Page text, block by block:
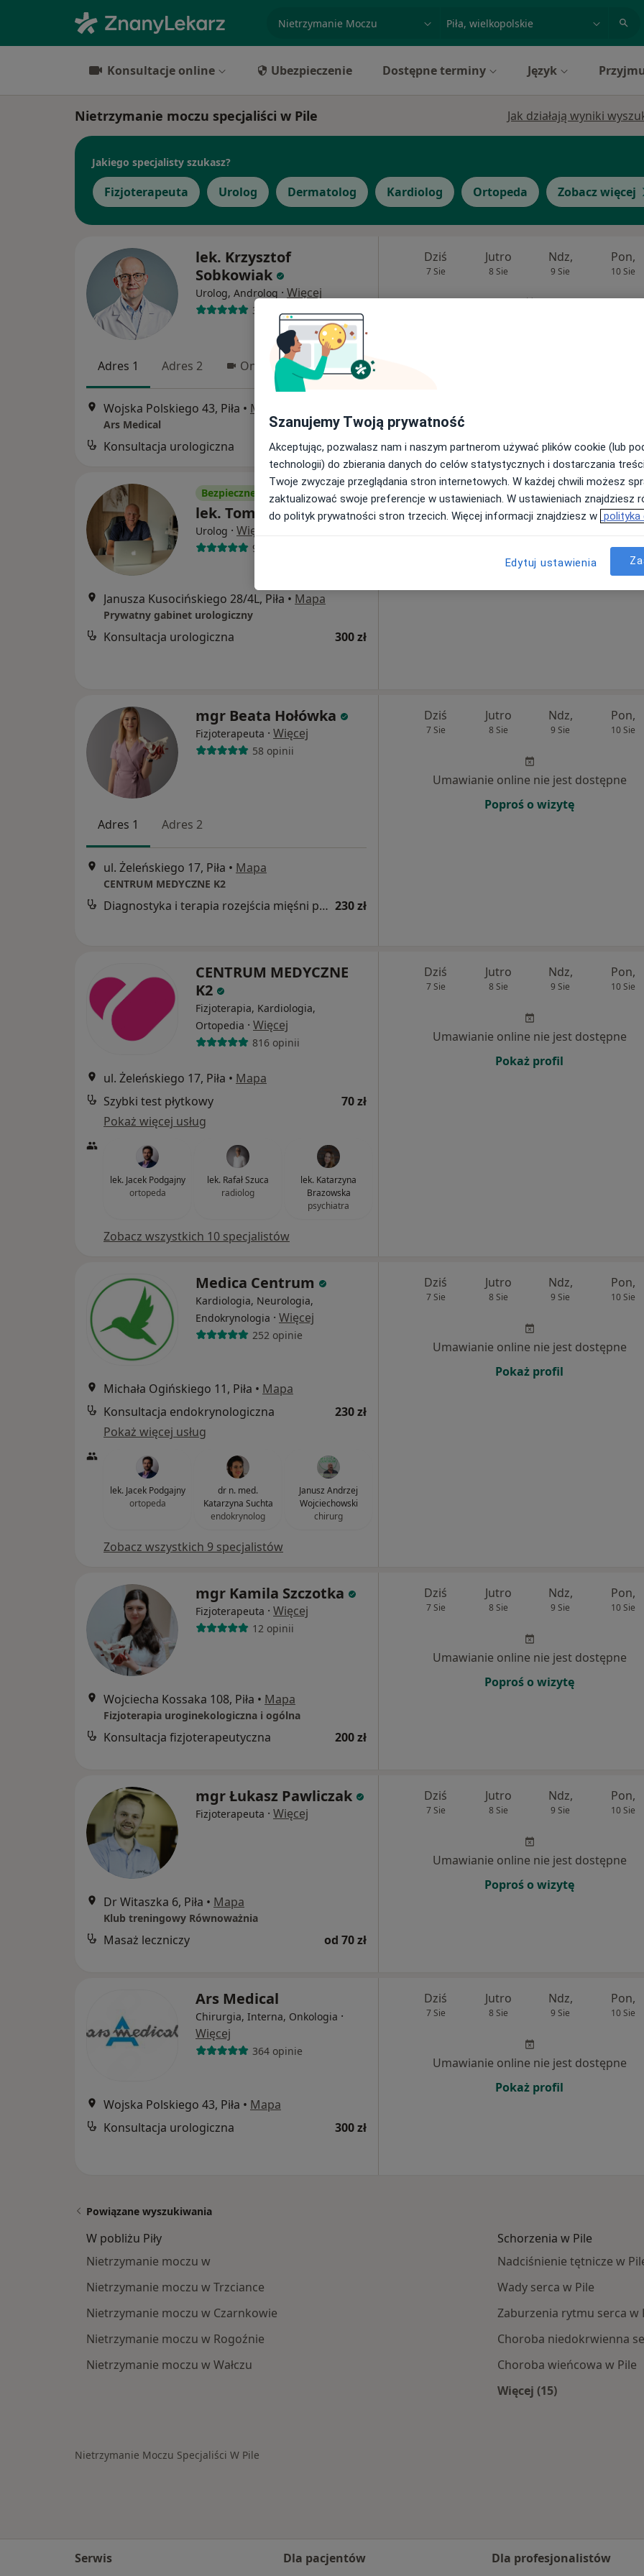
Konsultacje online Ubezpieczenie Dostępne terminy Język
Nietrzymanie moczu specjaliści w Pile Jak działają wyniki
Jakiego specjalisty szukasz?
Fizjoterapeuta Urolog Dermatolog Kardiolog Ortopeda Zobacz więcej
lek. Krzysztof
Sobkowiak
Urolog, Androlog · Więcej
317 opinii
Adres 1 Adres 2 Online
Wojska Polskiego 43, Piła • Mapa
Ars Medical
Konsultacja urologiczna 300 zł
Dziś
7 Sie
Jutro
8 Sie
Ndz,
9 Sie
Pon,
10 Sie
Bezpieczne płatności
lek. Tomasz Prałat
Urolog · Więcej
99 opinii
Janusza Kusocińskiego 28/4L, Piła • Mapa
Prywatny gabinet urologiczny
Konsultacja urologiczna 300 zł
Jutro Ndz, Pon,
10 Sie
Umawianie online nie jest dostępne
mgr Beata Hołówka
Fizjoterapeuta · Więcej
58 opinii
Adres 1 Adres 2
ul. Żeleńskiego 17, Piła • Mapa
CENTRUM MEDYCZNE K2
Diagnostyka i terapia rozejścia mięśni prostych brzucha z USG kresy białej 230 zł
Dziś
7 Sie
Jutro
8 Sie
Ndz,
9 Sie
Pon,
10 Sie
Umawianie online nie jest dostępne
Poproś o wizytę
CENTRUM MEDYCZNE
K2
Fizjoterapia, Kardiologia,
Ortopedia · Więcej
816 opinii
ul. Żeleńskiego 17, Piła • Mapa
Szybki test płytkowy
70 zł
Pokaż więcej usług
lek. Jacek Podgajny
ortopeda
lek. Rafał Szuca
radiolog
lek. Katarzyna
Brazowska
psychiatra
Zobacz wszystkich 10 specjalistów
Dziś
7 Sie
Jutro
8 Sie
Ndz,
9 Sie
Pon,
10 Sie
Umawianie online nie jest dostępne
Pokaż profil
Medica Centrum
Kardiologia, Neurologia,
Endokrynologia · Więcej
252 opinie
Michała Ogińskiego 11, Piła • Mapa
Konsultacja endokrynologiczna
230 zł
Pokaż więcej usług
lek. Jacek Podgajny
ortopeda
dr n. med.
Katarzyna Suchta
endokrynolog
Janusz Andrzej
Wojciechowski
chirurg
Zobacz wszystkich 9 specjalistów
Dziś
7 Sie
Jutro
8 Sie
Ndz,
9 Sie
Pon,
10 Sie
Umawianie online nie jest dostępne
Pokaż profil
mgr Kamila Szczotka
Fizjoterapeuta · Więcej
12 opinii
Wojciecha Kossaka 108, Piła • Mapa
Fizjoterapia uroginekologiczna i ogólna
Konsultacja fizjoterapeutyczna 200 zł
Dziś
7 Sie
Jutro
8 Sie
Ndz,
9 Sie
Pon,
10 Sie
Umawianie online nie jest dostępne
Poproś o wizytę
mgr Łukasz Pawliczak
Fizjoterapeuta · Więcej
Dr Witaszka 6, Piła • Mapa
Klub treningowy Równoważnia
Masaż leczniczy od 70 zł
Dziś
7 Sie
Jutro
8 Sie
Ndz,
9 Sie
Pon,
10 Sie
Umawianie online nie jest dostępne
Poproś o wizytę
Ars Medical
Chirurgia, Interna, Onkologia ·
Więcej
364 opinie
Wojska Polskiego 43, Piła • Mapa
Konsultacja urologiczna
300 zł
Dziś
7 Sie
Jutro
8 Sie
Ndz,
9 Sie
Pon,
10 Sie
Umawianie online nie jest dostępne
Pokaż profil
Powiązane wyszukiwania
W pobliżu Piły
Nietrzymanie moczu w
Nietrzymanie moczu w Trzciance
Nietrzymanie moczu w Czarnkowie
Nietrzymanie moczu w Rogoźnie
Nietrzymanie moczu w Wałczu
Schorzenia w Pile
Nadciśnienie tętnicze w
Wady serca w Pile
Zaburzenia rytmu serca w
Choroba niedokrwienna
Choroba wieńcowa w Pile
Więcej (15)
Nietrzymanie Moczu Specjaliści W Pile
Serwis Dla pacjentów Dla profesjonalistów
Szanujemy Twoją prywatność
Akceptując, pozwalasz nam i naszym partnerom używać plików cookie (lub
technologii) do zbierania danych do celów statystycznych i dostarczania
Twoje zwyczaje przeglądania stron internetowych. W każdej chwili możesz
zaktualizować swoje preferencje w ustawieniach. W ustawieniach znajdziesz
do polityk prywatności stron trzecich. Więcej informacji znajdziesz w polityka
Edytuj ustawienia